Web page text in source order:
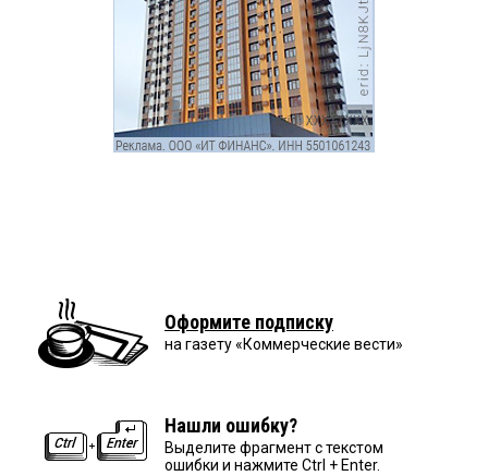
Оформите подписку
на газету «Коммерческие вести»
Нашли ошибку?
Выделите фрагмент с текстом
ошибки и нажмите Ctrl + Enter.